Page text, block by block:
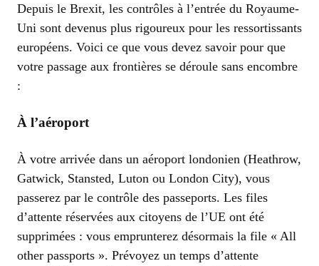
Depuis le Brexit, les contrôles à l’entrée du Royaume-
Uni sont devenus plus rigoureux pour les ressortissants
européens. Voici ce que vous devez savoir pour que
votre passage aux frontières se déroule sans encombre
:
À l’aéroport
À votre arrivée dans un aéroport londonien (Heathrow,
Gatwick, Stansted, Luton ou London City), vous
passerez par le contrôle des passeports. Les files
d’attente réservées aux citoyens de l’UE ont été
supprimées : vous emprunterez désormais la file « All
other passports ». Prévoyez un temps d’attente